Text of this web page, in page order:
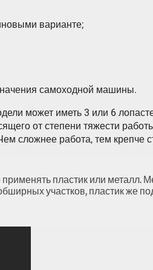
варианте;
самоходной машины.
может иметь 3 или 6
от степени тяжести
сложнее работа, тем крепче
пластик или металл.
участков, пластик же